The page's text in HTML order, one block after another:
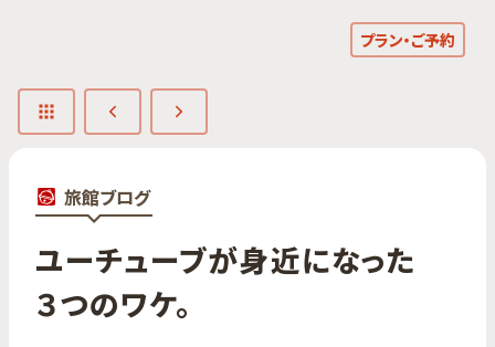
プラン・ご予約
旅館ブログ
ユーチューブが​身近に​なった​
３つの​ワケ。